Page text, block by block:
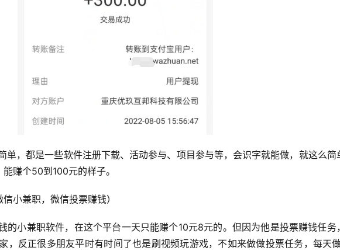
单，都是一些软件注册下载、活动参与、项目参与等，会识字就能做，就这么简
赚个50到100元的样子。
信小兼职，微信投票赚钱）
的小兼职软件，在这个平台一天只能赚个10元8元的。但因为他是投票赚钱任务
，反正很多朋友平时有时间了也是刷视频玩游戏，不如来做做投票任务，每天